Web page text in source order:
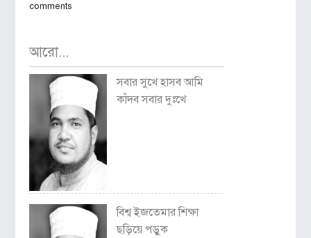
comments
আরো...
সবার সুখে হাসব আমি
কাঁদব সবার দুঃখে
বিশ্ব ইজতেমার শিক্ষা
ছড়িয়ে পড়ুক